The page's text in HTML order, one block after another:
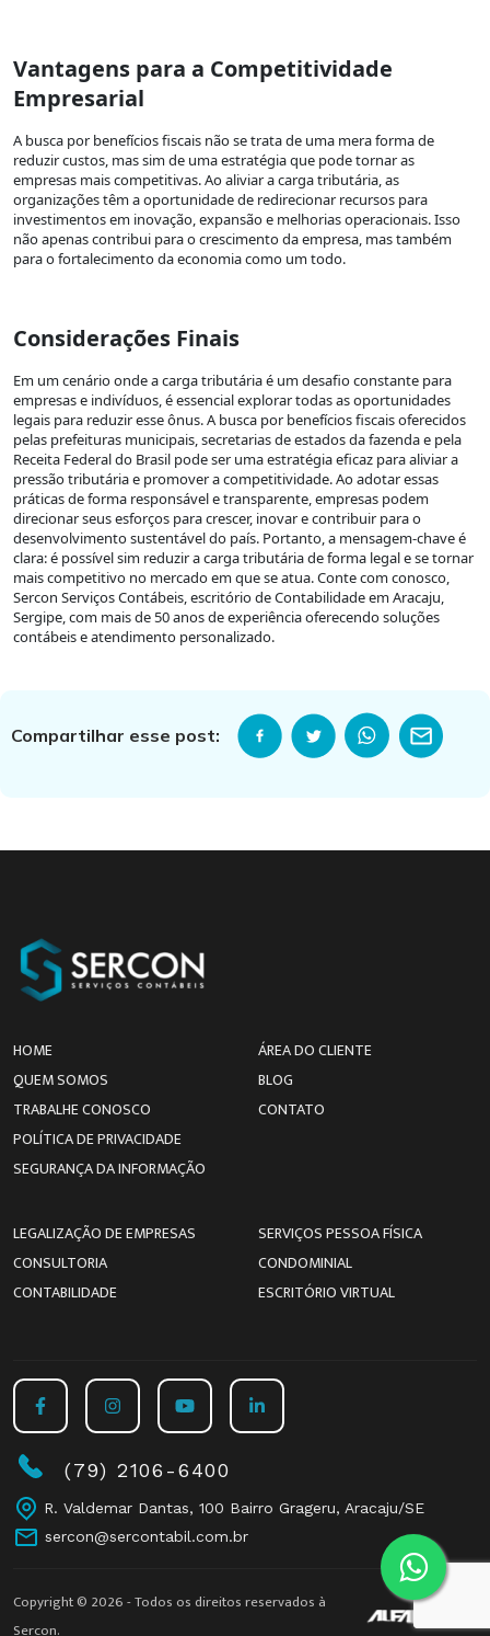
Vantagens para a Competitividade
Empresarial
A busca por benefícios fiscais não se trata de uma mera forma de
reduzir custos, mas sim de uma estratégia que pode tornar as
empresas mais competitivas. Ao aliviar a carga tributária, as
organizações têm a oportunidade de redirecionar recursos para
investimentos em inovação, expansão e melhorias operacionais. Isso
não apenas contribui para o crescimento da empresa, mas também
para o fortalecimento da economia como um todo.
Considerações Finais
Em um cenário onde a carga tributária é um desafio constante para
empresas e indivíduos, é essencial explorar todas as oportunidades
legais para reduzir esse ônus. A busca por benefícios fiscais oferecidos
pelas prefeituras municipais, secretarias de estados da fazenda e pela
Receita Federal do Brasil pode ser uma estratégia eficaz para aliviar a
pressão tributária e promover a competitividade. Ao adotar essas
práticas de forma responsável e transparente, empresas podem
direcionar seus esforços para crescer, inovar e contribuir para o
desenvolvimento sustentável do país. Portanto, a mensagem-chave é
clara: é possível sim reduzir a carga tributária de forma legal e se tornar
mais competitivo no mercado em que se atua. Conte com conosco,
Sercon Serviços Contábeis, escritório de Contabilidade em Aracaju,
Sergipe, com mais de 50 anos de experiência oferecendo soluções
contábeis e atendimento personalizado.
Compartilhar esse post:
HOME
QUEM SOMOS
TRABALHE CONOSCO
POLÍTICA DE PRIVACIDADE
SEGURANÇA DA INFORMAÇÃO
ÁREA DO CLIENTE
BLOG
CONTATO
LEGALIZAÇÃO DE EMPRESAS
CONSULTORIA
CONTABILIDADE
SERVIÇOS PESSOA FÍSICA
CONDOMINIAL
ESCRITÓRIO VIRTUAL
(79) 2106-6400
R. Valdemar Dantas, 100 Bairro Grageru, Aracaju/SE
sercon@sercontabil.com.br
Copyright © 2026 - Todos os direitos reservados à
Sercon.